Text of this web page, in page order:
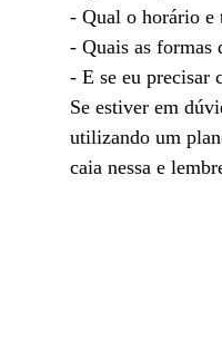
- Qual o horário e
- Quais as formas
- E se eu precisar
Se estiver em
utilizando um
caia nessa e